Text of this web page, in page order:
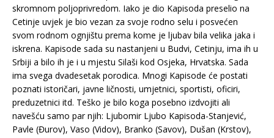
skromnom poljoprivredom. Iako je dio Kapisoda preselio na
Cetinje uvjek je bio vezan za svoje rodno selu i posvećen
svom rodnom ognjištu prema kome je ljubav bila velika jaka i
iskrena. Kapisode sada su nastanjeni u Budvi, Cetinju, ima ih u
Srbiji a bilo ih je i u mjestu Silaši kod Osjeka, Hrvatska. Sada
ima svega dvadesetak porodica. Mnogi Kapisode će postati
poznati istoričari, javne ličnosti, umjetnici, sportisti, oficiri,
preduzetnici itd. Teško je bilo koga posebno izdvojiti ali
navešću samo par njih: Ljubomir Ljubo Kapisoda-Stanjević,
Pavle (Đurov), Vaso (Vidov), Branko (Savov), Dušan (Krstov),